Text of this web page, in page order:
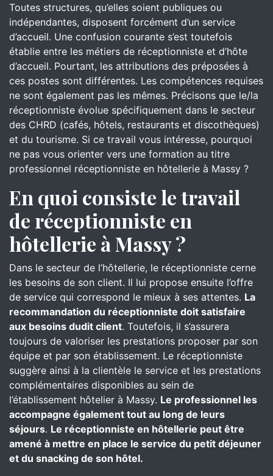
Toutes structures, qu’elles soient publiques ou
indépendantes, disposent forcément d’un service
d’accueil. Une confusion courante s’est toutefois
établie entre les métiers de réceptionniste et d’hôte
d’accueil. Pourtant, les attributions des préposées à
ces postes sont différentes. Les compétences requises
ne sont également pas les mêmes. Précisons que le/la
réceptionniste évolue spécifiquement dans le secteur
des CHRD (cafés, hôtels, restaurants et discothèques)
et du tourisme. Si ce travail vous intéresse, pourquoi
ne pas vous orienter vers une formation au titre
professionnel réceptionniste en hôtellerie à Massy ?
En quoi consiste le travail
de réceptionniste en
hôtellerie à Massy ?
Dans le secteur de l’hôtellerie, le réceptionniste cerne
les besoins de son client. Il lui propose ensuite l’offre
de service qui correspond le mieux à ses attentes. La
recommandation du réceptionniste doit satisfaire
aux besoins dudit client. Toutefois, il s’assurera
toujours de valoriser les prestations proposer par son
équipe et par son établissement. Le réceptionniste
suggère ainsi à la clientèle le service et les prestations
complémentaires disponibles au sein de
l’établissement hôtelier à Massy. Le professionnel les
accompagne également tout au long de leurs
séjours. Le réceptionniste en hôtellerie peut être
amené à mettre en place le service du petit déjeuner
et du snacking de son hôtel.